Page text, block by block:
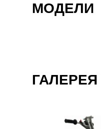
МОДЕЛИ
ГАЛЕРЕЯ